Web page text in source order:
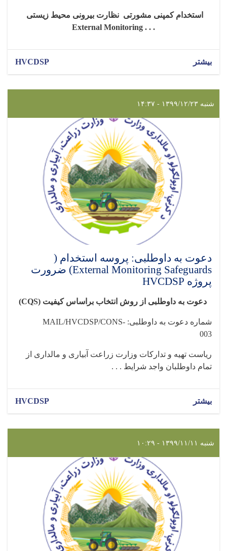
استخدام کمپنی مشورتی نظارت بیرونی محیط زیستی
External Monitoring . . .
بیشتر HVCDSP
شنبه ۱۳۹۹/۱۲/۲۳ - ۱۴:۳۷
دعوت به داوطلبی: پروسه استخدام (
External Monitoring Safeguards) ضرورت
پروژه HVCDSP
دعوت به داوطلبی از روش انتخاب براساس کیفیت (CQS
)
شماره دعوت به داوطلبی: MAIL/HVCDSP/CONS-
003
ریاست تهیه و تدارکات وزارت زراعت آبیاری و مالداری از
تمام داوطلبان واجد شرایط . . .
بیشتر HVCDSP
شنبه ۱۳۹۹/۱۱/۱۱ - ۱۰:۲۹